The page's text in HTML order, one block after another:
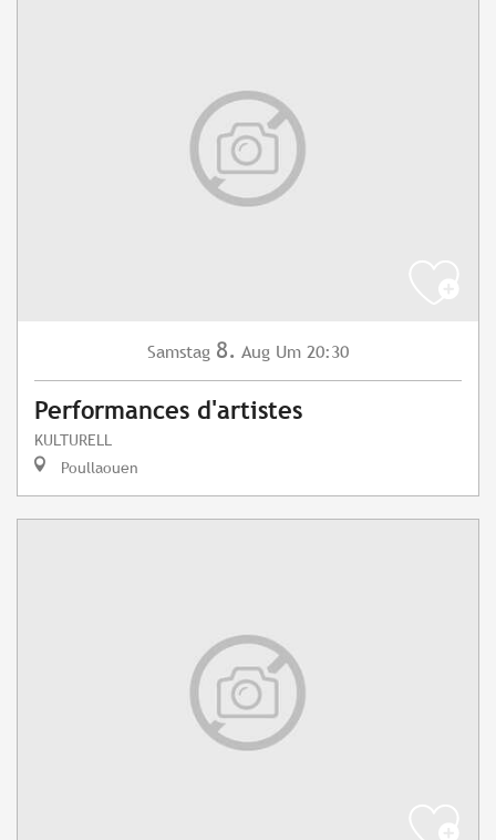
Samstag 8. Aug Um 20:30
Performances d'artistes
KULTURELL
Poullaouen